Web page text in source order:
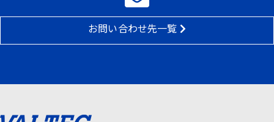
お問い合わせ先一覧